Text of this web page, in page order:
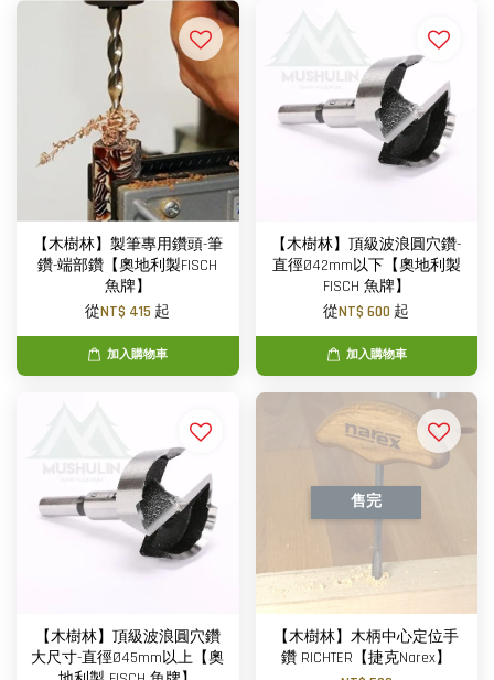
【木樹林】製筆專用鑽頭-筆
鑽-端部鑽【奧地利製FISCH
魚牌】
從NT$ 415 起
加入購物車
【木樹林】頂級波浪圓穴鑽-
直徑Ø42mm以下【奧地利製
FISCH 魚牌】
從NT$ 600 起
加入購物車
【木樹林】頂級波浪圓穴鑽
大尺寸-直徑Ø45mm以上【奧
售完
【木樹林】木柄中心定位手
鑽 RICHTER【捷克Narex】